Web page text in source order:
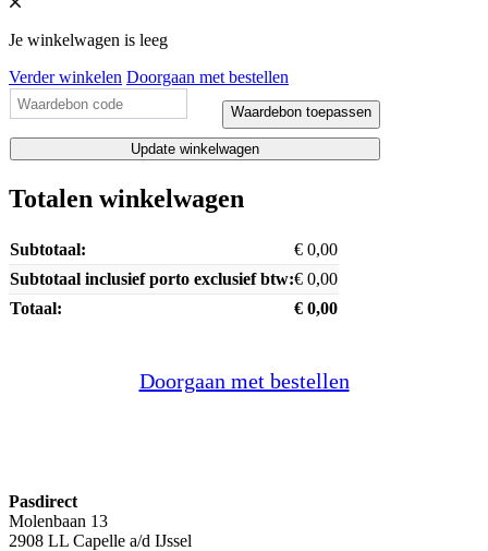
Je winkelwagen is leeg
Verder winkelen Doorgaan met bestellen
Waardebon toepassen
Update winkelwagen
Totalen winkelwagen
€ 0,00
€ 0,00
€ 0,00
Doorgaan met bestellen
Pasdirect
Molenbaan 13
2908 LL Capelle a/d IJssel